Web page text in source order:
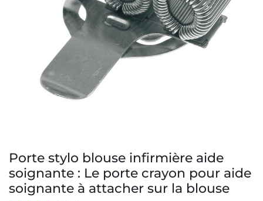
Porte stylo blouse infirmière aide
soignante : Le porte crayon pour aide
soignante à attacher sur la blouse